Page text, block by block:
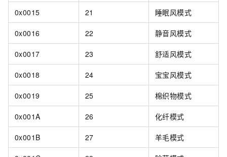
0x0015 21 睡眠风模式
0x0016 22 静音风模式
0x0017 23 舒适风模式
0x0018 24 宝宝风模式
0x0019 25 棉织物模式
0x001A 26 化纤模式
0x001B 27 羊毛模式